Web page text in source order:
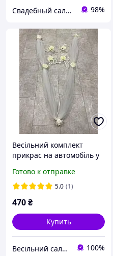
Свадебный салон "ПРИНЦЕССА" 98%
Весільний комплект
прикрас на автомобіль у
фатинова + квіти на
ручки авто
Готово к отправке
5.0 (1)
470₴
Купить
Весільний салон «Ніколь» 100%